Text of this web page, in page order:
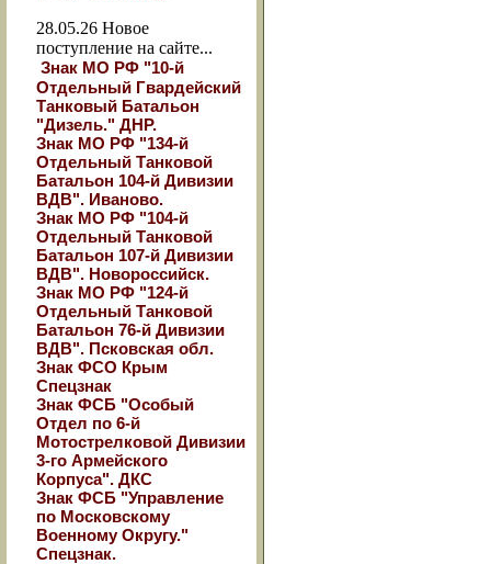
28.05.26 Новое
поступление на сайте...
Знак МО РФ "10-й
Отдельный Гвардейский
Танковый Батальон
"Дизель." ДНР.
Знак МО РФ "134-й
Отдельный Танковой
Батальон 104-й Дивизии
ВДВ". Иваново.
Знак МО РФ "104-й
Отдельный Танковой
Батальон 107-й Дивизии
ВДВ". Новороссийск.
Знак МО РФ "124-й
Отдельный Танковой
Батальон 76-й Дивизии
ВДВ". Псковская обл.
Знак ФСО Крым
Спецзнак
Знак ФСБ "Особый
Отдел по 6-й
Мотострелковой Дивизии
3-го Армейского
Корпуса". ДКС
Знак ФСБ "Управление
по Московскому
Военному Округу."
Спецзнак.